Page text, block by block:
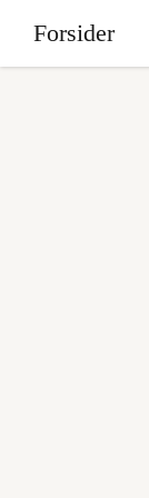
Forsider